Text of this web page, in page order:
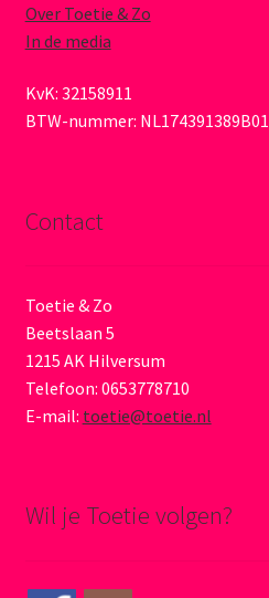
Over Toetie & Zo
In de media
KvK: 32158911
BTW-nummer: NL174391389B01
Contact
Toetie & Zo
Beetslaan 5
1215 AK Hilversum
Telefoon: 0653778710
E-mail: toetie@toetie.nl
Wil je Toetie volgen?